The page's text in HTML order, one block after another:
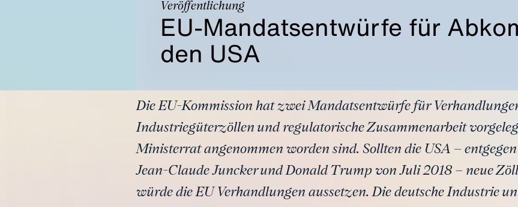
Veröffentlichung
EU-Mandatsentwürfe für
den USA
Die EU-Kommission hat zwei Mandatsentwürfe für
Industriegüterzöllen und regulatorische Zusammenarbeit
Ministerrat angenommen worden sind. Sollten die USA –
Jean-Claude Juncker und Donald Trump von Juli 2018 – neue
würde die EU Verhandlungen aussetzen. Die deutsche Industrie